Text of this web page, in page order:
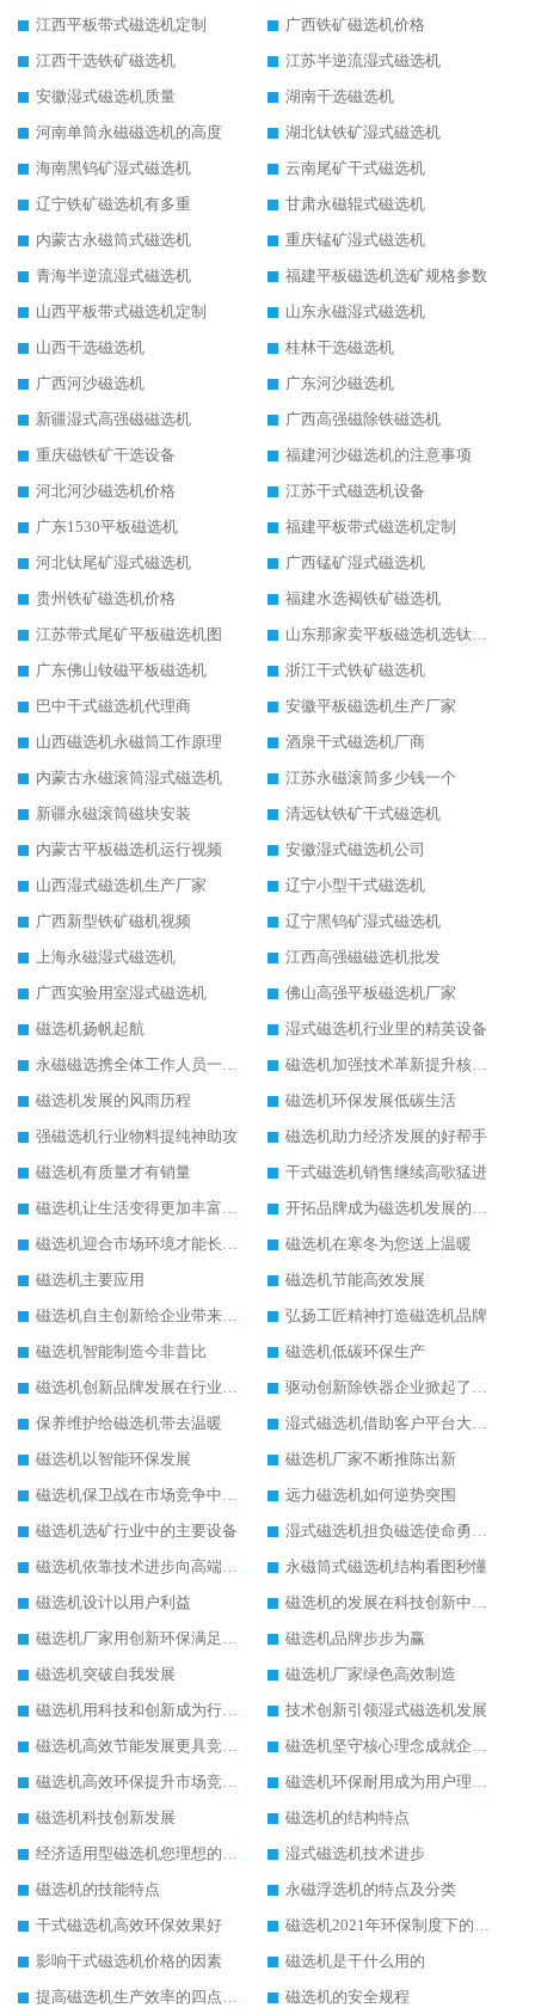
江西平板带式磁选机定制
广西铁矿磁选机价格
江西干选铁矿磁选机
江苏半逆流湿式磁选机
安徽湿式磁选机质量
湖南干选磁选机
河南单筒永磁磁选机的高度
湖北钛铁矿湿式磁选机
海南黑钨矿湿式磁选机
云南尾矿干式磁选机
辽宁铁矿磁选机有多重
甘肃永磁辊式磁选机
内蒙古永磁筒式磁选机
重庆锰矿湿式磁选机
青海半逆流湿式磁选机
福建平板磁选机选矿规格参数
山西平板带式磁选机定制
山东永磁湿式磁选机
山西干选磁选机
桂林干选磁选机
广西河沙磁选机
广东河沙磁选机
新疆湿式高强磁磁选机
广西高强磁除铁磁选机
重庆磁铁矿干选设备
福建河沙磁选机的注意事项
河北河沙磁选机价格
江苏干式磁选机设备
广东1530平板磁选机
福建平板带式磁选机定制
河北钛尾矿湿式磁选机
广西锰矿湿式磁选机
贵州铁矿磁选机价格
福建水选褐铁矿磁选机
江苏带式尾矿平板磁选机图
山东那家卖平板磁选机选钛矿用
广东佛山钕磁平板磁选机
浙江干式铁矿磁选机
巴中干式磁选机代理商
安徽平板磁选机生产厂家
山西磁选机永磁筒工作原理
酒泉干式磁选机厂商
内蒙古永磁滚筒湿式磁选机
江苏永磁滚筒多少钱一个
新疆永磁滚筒磁块安装
清远钛铁矿干式磁选机
内蒙古平板磁选机运行视频
安徽湿式磁选机公司
山西湿式磁选机生产厂家
辽宁小型干式磁选机
广西新型铁矿磁机视频
辽宁黑钨矿湿式磁选机
上海永磁湿式磁选机
江西高强磁磁选机批发
广西实验用室湿式磁选机
佛山高强平板磁选机厂家
磁选机扬帆起航
湿式磁选机行业里的精英设备
永磁磁选携全体工作人员一起闯
磁选机加强技术革新提升核心竞争力
磁选机发展的风雨历程
磁选机环保发展低碳生活
强磁选机行业物料提纯神助攻
磁选机助力经济发展的好帮手
磁选机有质量才有销量
干式磁选机销售继续高歌猛进
磁选机让生活变得更加丰富多彩
开拓品牌成为磁选机发展的有效武器
磁选机迎合市场环境才能长远发展
磁选机在寒冬为您送上温暖
磁选机主要应用
磁选机节能高效发展
磁选机自主创新给企业带来了阳光
弘扬工匠精神打造磁选机品牌
磁选机智能制造今非昔比
磁选机低碳环保生产
磁选机创新品牌发展在行业的顶端
驱动创新除铁器企业掀起了发展风暴
保养维护给磁选机带去温暖
湿式磁选机借助客户平台大放异彩
磁选机以智能环保发展
磁选机厂家不断推陈出新
磁选机保卫战在市场竞争中打响
远力磁选机如何逆势突围
磁选机选矿行业中的主要设备
湿式磁选机担负磁选使命勇往直前
磁选机依靠技术进步向高端转型
永磁筒式磁选机结构看图秒懂
磁选机设计以用户利益
磁选机的发展在科技创新中成为焦点
磁选机厂家用创新环保满足市发展
磁选机品牌步步为赢
磁选机突破自我发展
磁选机厂家绿色高效制造
磁选机用科技和创新成为行业中的顶梁柱
技术创新引领湿式磁选机发展
磁选机高效节能发展更具竞争力
磁选机坚守核心理念成就企业辉煌
磁选机高效环保提升市场竞争力
磁选机环保耐用成为用户理想选择
磁选机科技创新发展
磁选机的结构特点
经济适用型磁选机您理想的选择
湿式磁选机技术进步
磁选机的技能特点
永磁浮选机的特点及分类
干式磁选机高效环保效果好
磁选机2021年环保制度下的发展出路
影响干式磁选机价格的因素
磁选机是干什么用的
提高磁选机生产效率的四点方法
磁选机的安全规程